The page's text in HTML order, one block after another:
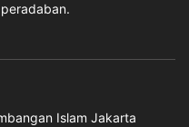
Islam Jakarta